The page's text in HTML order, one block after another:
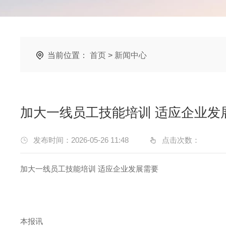
当前位置： 首页 > 新闻中心
加大一线员工技能培训 适应企业发
发布时间：2026-05-26 11:48 点击次数：
加大一线员工技能培训 适应企业发展需要
本报讯